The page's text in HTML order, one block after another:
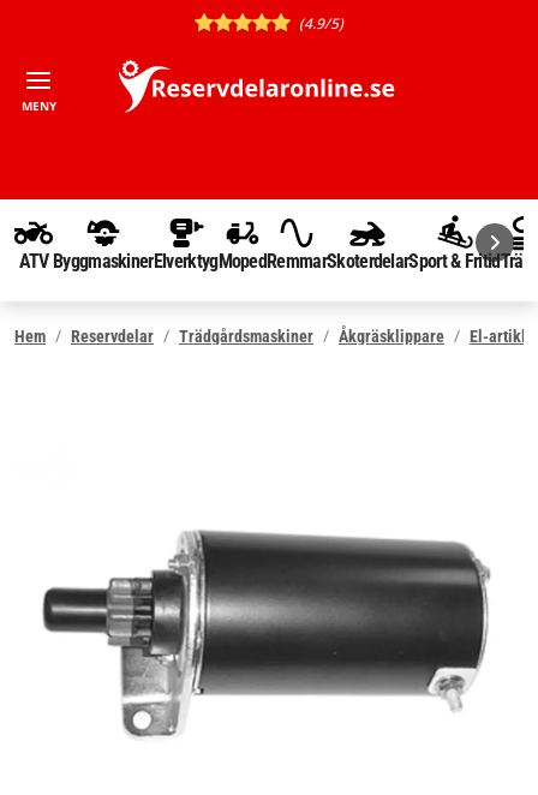
(4.9/5)
MENY
ATV ByggmaskinerElverktygMopedRemmarSkoterdelarSport & Fritid
Hem Reservdelar Trädgårdsmaskiner Åkgräsklippare El-